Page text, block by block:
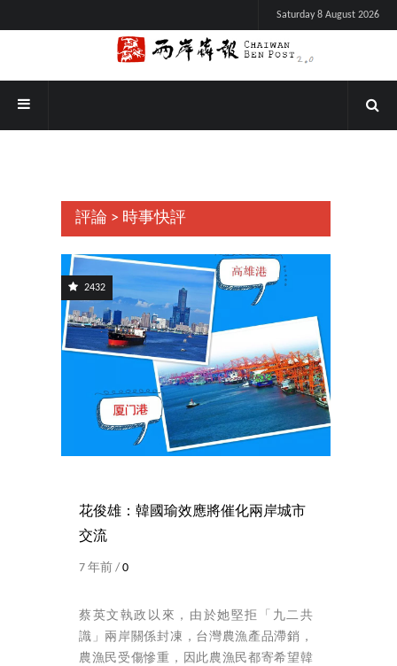
Saturday 8 August 2026
評論 > 時事快評
2432
花俊雄：韓國瑜效應將催化兩岸城市
交流
7 年前 / 0
蔡英文執政以來，由於她堅拒「九二共
識」兩岸關係封凍，台灣農漁產品滯銷，
農漁民受傷慘重，因此農漁民都寄希望韓